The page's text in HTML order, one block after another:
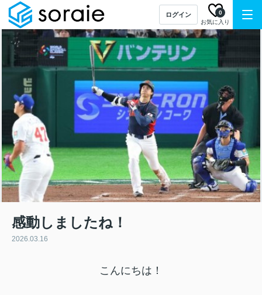
ログイン
お気に入り
0
感動しましたね！
2026.03.16
こんにちは！